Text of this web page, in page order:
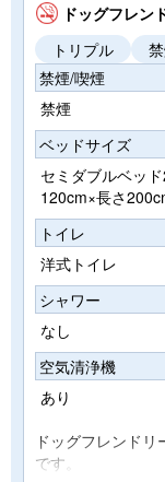
ドッグフレン
トリプル
禁煙/喫煙
禁煙
ベッドサイズ
セミダブルベッ
120cm×長さ
トイレ
洋式トイレ
シャワー
なし
空気清浄機
あり
ドッグフレンド
です。